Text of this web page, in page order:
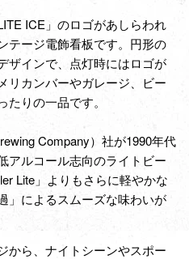
ICE」のロゴがあしらわれ
テージ電飾看板です。円形の
ザインで、点灯時にはロゴが
リカンバーやガレージ、ビー
りの一品です。
Company）社が1990年代
アルコール志向のライトビー
Lite」よりもさらに軽やかな
」によるスムーズな味わいが
から、ナイトシーンやスポー